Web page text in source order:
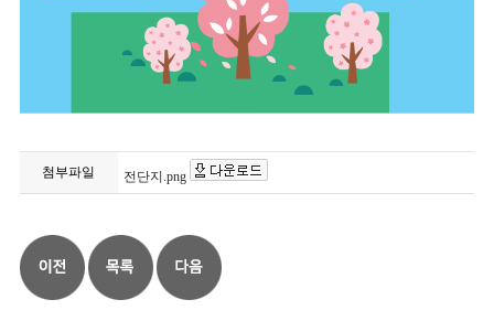
첨부파일 전단지.png